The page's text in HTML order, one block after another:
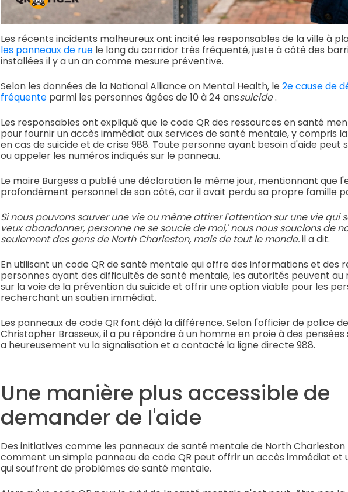
Les récents incidents malheureux ont incité les responsables de la ville à
les panneaux de ruele long du corridor très fréquenté, juste à côté des
installées il y a un an comme mesure préventive.
Selon les données de la National Alliance on Mental Health, le 2e cause de
fréquenteparmi les personnes âgées de 10 à 24 anssuicide.
Les responsables ont expliqué que le code QR des ressources en santé
pour fournir un accès immédiat aux services de santé mentale, y compris
en cas de suicide et de crise 988. Toute personne ayant besoin d'aide peut
ou appeler les numéros indiqués sur le panneau.
Le maire Burgess a publié une déclaration le même jour, mentionnant que
profondément personnel de son côté, car il avait perdu sa propre famille
Si nous pouvons sauver une vie ou même attirer l'attention sur une vie qui
veux abandonner, personne ne se soucie de moi,' nous nous soucions de
seulement des gens de North Charleston, mais de tout le monde.il a dit.
En utilisant un code QR de santé mentale qui offre des informations et des
personnes ayant des difficultés de santé mentale, les autorités peuvent
sur la voie de la prévention du suicide et offrir une option viable pour les
recherchant un soutien immédiat.
Les panneaux de code QR font déjà la différence. Selon l'officier de police
Christopher Brasseux, il a pu répondre à un homme en proie à des pensées
a heureusement vu la signalisation et a contacté la ligne directe 988.
Une manière plus accessible de
demander de l'aide
Des initiatives comme les panneaux de santé mentale de North
comment un simple panneau de code QR peut offrir un accès immédiat et
qui souffrent de problèmes de santé mentale.